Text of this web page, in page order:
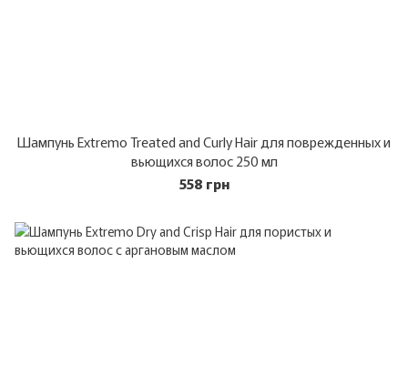
Шампунь Extremo Treated and Curly Hair для поврежденных и
вьющихся волос 250 мл
558 грн